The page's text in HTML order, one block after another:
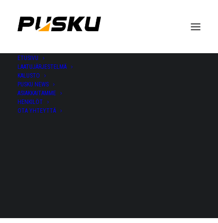
ETUSIVU
LAATUJÄRJESTELMÄ
KALUSTO
PUSKU NEWS
ASIAKKAITAMME
HENKILÖT
OTA YHTEYTTÄ